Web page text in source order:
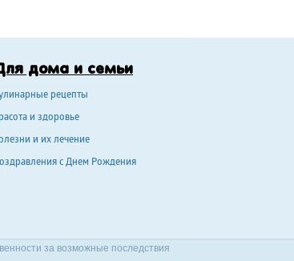
дома и семьи
рецепты
и здоровье
и их лечение
с Днем Рождения
за возможные последствия